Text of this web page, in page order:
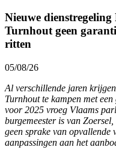
Nieuwe
Turnhout geen
ritten
05/08/26
Al verschillende jaren
Turnhout te kampen met
voor 2025 vroeg Vlaams
burgemeester is van
geen sprake van opvallende
aanpassingen aan het